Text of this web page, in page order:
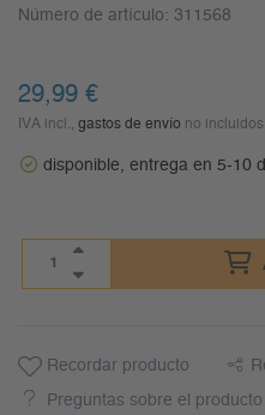
Número de artículo: 311568
29,99 €
IVA incl., gastos de envío no incluidos
disponible, entrega en 5-10
Recordar producto
Preguntas sobre el producto